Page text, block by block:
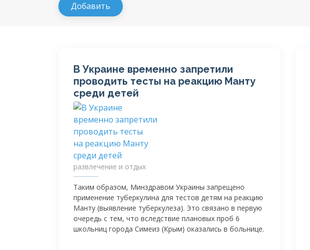
В Украине временно запретили
проводить тесты на реакцию Манту
среди детей
развлечение и отдых
Таким образом, Минздравом Украины запрещено
применение туберкулина для тестов детям на реакцию
Манту (выявление туберкулеза). Это связано в первую
очередь с тем, что вследствие плановых проб 6
школьниц города Симеиз (Крым) оказались в больнице.